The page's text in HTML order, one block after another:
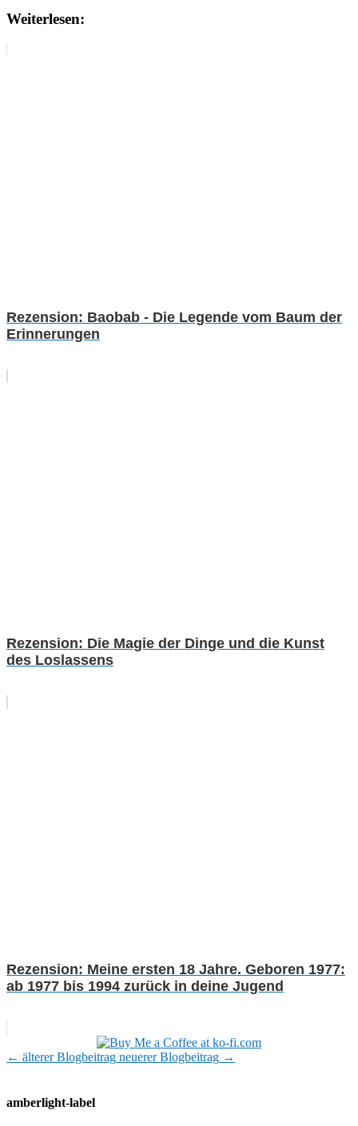
Weiterlesen:
Rezension: Baobab - Die Legende vom Baum der
Erinnerungen
Rezension: Die Magie der Dinge und die Kunst
des Loslassens
Rezension: Meine ersten 18 Jahre. Geboren 1977:
ab 1977 bis 1994 zurück in deine Jugend
← älterer Blogbeitrag neuerer Blogbeitrag →
amberlight-label